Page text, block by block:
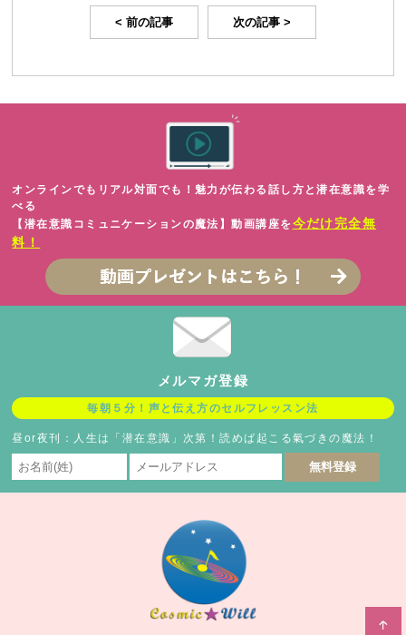
< 前の記事 次の記事 >
オンラインでもリアル対面でも！魅力が伝わる話し方と潜在意識を学
べる
【潜在意識コミュニケーションの魔法】動画講座を今だけ完全無
料！
メルマガ登録
毎朝５分！声と伝え方のセルフレッスン法
昼or夜刊：人生は「潜在意識」次第！読めば起こる氣づきの魔法！